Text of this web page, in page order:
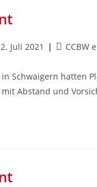
2. Juli 2021 CCBW
Schwaigern hatten
Abstand und